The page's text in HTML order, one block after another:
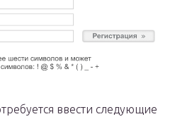
ввести следующие